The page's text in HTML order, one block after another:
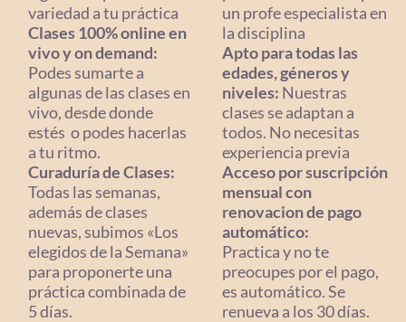
variedad a tu práctica
Clases 100% online en
vivo y on demand:
Podes sumarte a
algunas de las clases en
vivo, desde donde
estés o podes hacerlas
a tu ritmo.
Curaduría de Clases:
Todas las semanas,
además de clases
nuevas, subimos «Los
elegidos de la Semana»
para proponerte una
práctica combinada de
5 días.
un profe especialista en
la disciplina
Apto para todas las
edades, géneros y
niveles: Nuestras
clases se adaptan a
todos. No necesitas
experiencia previa
Acceso por suscripción
mensual con
renovacion de pago
automático:
Practica y no te
preocupes por el pago,
es automático. Se
renueva a los 30 días.